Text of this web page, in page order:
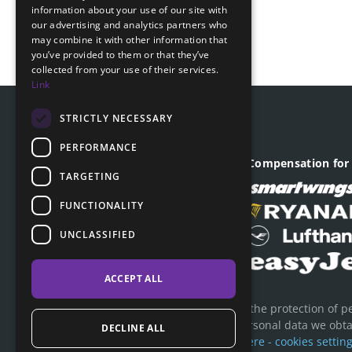
110 00, Praha - Nové Město
VAT: CZ04903641
Compensation
ClaimCloud has always taken the protection of
about how we process the personal data we
More here - cookies
SLOVAK
GERMAN
information about your use of our site with
our advertising and analytics partners who
may combine it with other information that
you’ve provided to them or that they’ve
collected from your use of their services.
Link
STRICTLY NECESSARY
PERFORMANCE
TARGETING
FUNCTIONALITY
UNCLASSIFIED
ACCEPT ALL
DECLINE ALL